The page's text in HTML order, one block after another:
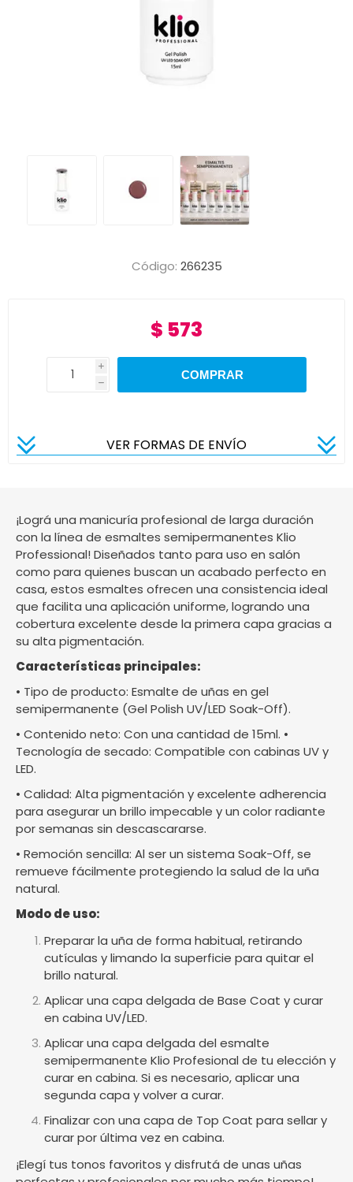
Código: 266235
$ 573
i
h
VER FORMAS DE ENVÍO
¡Lográ una manicuría profesional de larga duración
con la línea de esmaltes semipermanentes Klio
Professional! Diseñados tanto para uso en salón
como para quienes buscan un acabado perfecto en
casa, estos esmaltes ofrecen una consistencia ideal
que facilita una aplicación uniforme, logrando una
cobertura excelente desde la primera capa gracias a
su alta pigmentación.
Características principales:
• Tipo de producto: Esmalte de uñas en gel
semipermanente (Gel Polish UV/LED Soak-Off).
• Contenido neto: Con una cantidad de 15ml. •
Tecnología de secado: Compatible con cabinas UV y
LED.
• Calidad: Alta pigmentación y excelente adherencia
para asegurar un brillo impecable y un color radiante
por semanas sin descascararse.
• Remoción sencilla: Al ser un sistema Soak-Off, se
remueve fácilmente protegiendo la salud de la uña
natural.
Modo de uso:
Preparar la uña de forma habitual, retirando
cutículas y limando la superficie para quitar el
brillo natural.
Aplicar una capa delgada de Base Coat y curar
en cabina UV/LED.
Aplicar una capa delgada del esmalte
semipermanente Klio Profesional de tu elección y
curar en cabina. Si es necesario, aplicar una
segunda capa y volver a curar.
Finalizar con una capa de Top Coat para sellar y
curar por última vez en cabina.
¡Elegí tus tonos favoritos y disfrutá de unas uñas